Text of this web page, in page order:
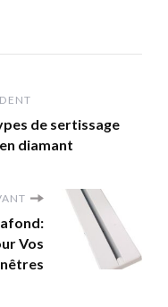
de sertissage
diamant
Vos